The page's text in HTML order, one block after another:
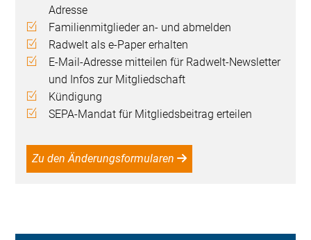
Adresse
Familienmitglieder an- und abmelden
Radwelt als e-Paper erhalten
E-Mail-Adresse mitteilen für Radwelt-Newsletter
und Infos zur Mitgliedschaft
Kündigung
SEPA-Mandat für Mitgliedsbeitrag erteilen
Zu den Änderungsformularen